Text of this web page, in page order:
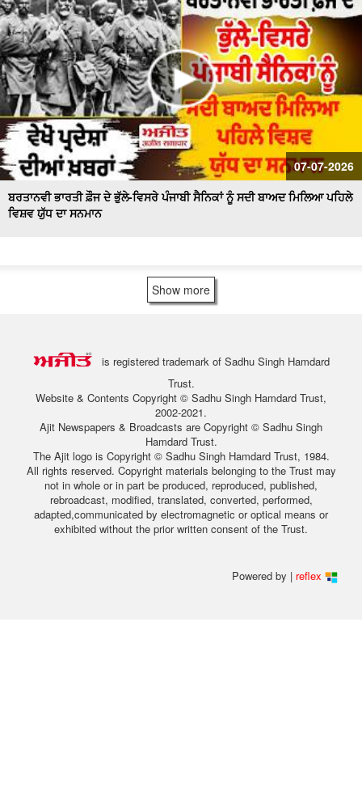
07-07-2026
ਬਰਤਾਨਵੀ ਭਾਰਤੀ ਫ਼ੌਜ ਦੇ ਭੁੱਲੇ-ਵਿਸਰੇ ਪੰਜਾਬੀ ਸੈਨਿਕਾਂ ਨੂੰ ਸਦੀ ਬਾਅਦ ਮਿਲਿਆ ਪਹਿਲੇ
ਵਿਸ਼ਵ ਯੁੱਧ ਦਾ ਸਨਮਾਨ
Show more
is registered trademark of Sadhu Singh Hamdard
Trust.
Website & Contents Copyright © Sadhu Singh Hamdard Trust,
2002-2021.
Ajit Newspapers & Broadcasts are Copyright © Sadhu Singh
Hamdard Trust.
The Ajit logo is Copyright © Sadhu Singh Hamdard Trust, 1984.
All rights reserved. Copyright materials belonging to the Trust may
not in whole or in part be produced, reproduced, published,
rebroadcast, modified, translated, converted, performed,
adapted,communicated by electromagnetic or optical means or
exhibited without the prior written consent of the Trust.
Powered by | reflex